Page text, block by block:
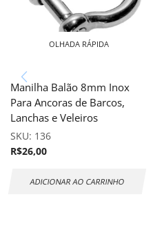
OLHADA RÁPIDA
Manilha Balão 8mm Inox
Para Ancoras de Barcos,
Lanchas e Veleiros
SKU: 136
R$26,00
ADICIONAR AO CARRINHO